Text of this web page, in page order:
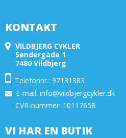
KONTAKT
VILDBJERG CYKLER
Søndergade 1
7480 Vildbjerg
Telefonnr.: 97131383
E-mail: info@vildbjergcykler.dk
CVR-nummer: 10117658
VI HAR EN BUTIK